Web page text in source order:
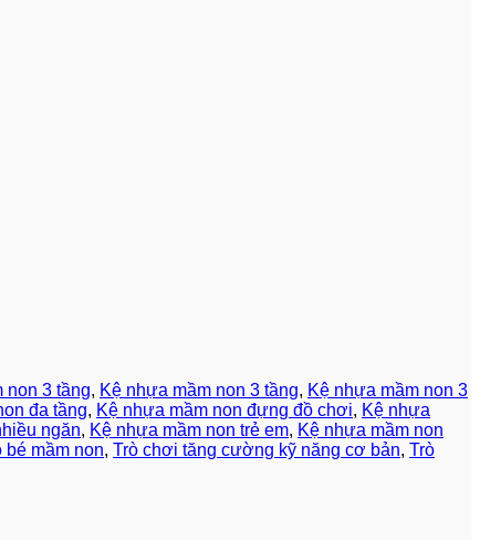
non 3 tầng, Kệ nhựa mầm non 3 tầng, Kệ nhựa mầm non 3
đa tầng, Kệ nhựa mầm non đựng đồ chơi, Kệ nhựa
ngăn, Kệ nhựa mầm non trẻ em, Kệ nhựa mầm non
mầm non, Trò chơi tăng cường kỹ năng cơ bản, Trò